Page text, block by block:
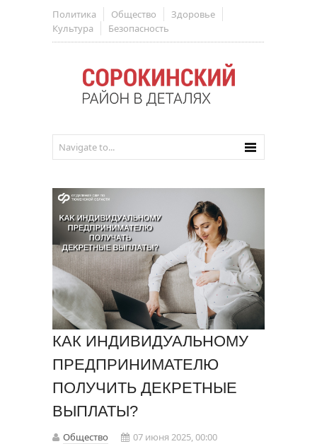
Политика Общество
Здоровье
Культура
Безопасность
КАК ИНДИВИДУАЛЬНОМУ
ПРЕДПРИНИМАТЕЛЮ
ПОЛУЧИТЬ ДЕКРЕТНЫЕ
ВЫПЛАТЫ?
Общество
07 июня 2025, 00:00